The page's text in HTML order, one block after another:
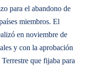
para el abandono de
miembros. El
en noviembre de
y con la aprobación
que fijaba para